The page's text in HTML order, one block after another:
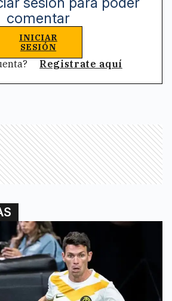
comentar
INICIAR
SESIÓN
Registrate aquí